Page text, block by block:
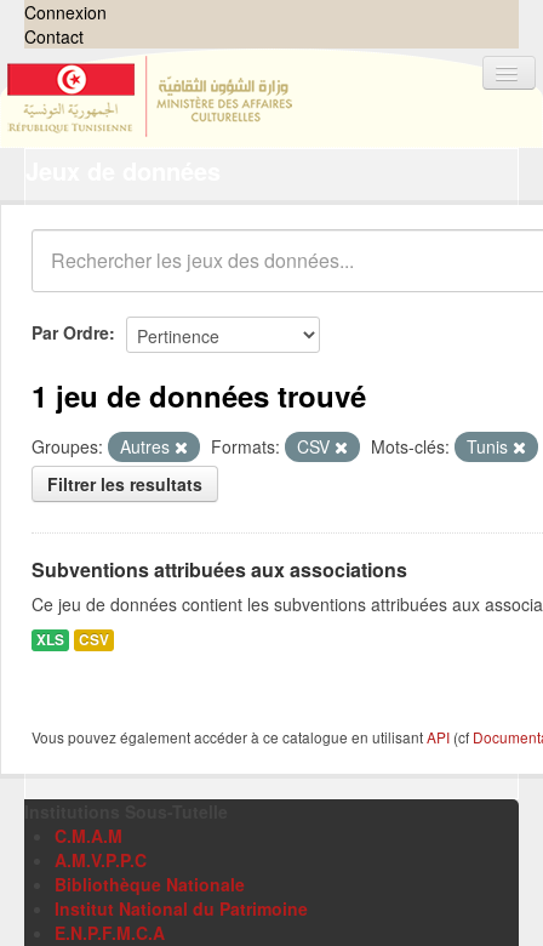
Connexion
Contact
Organisations
Groupes
Demandes 0
À propos
Par Ordre
1 jeu de données trouvé
Groupes: Autres Formats: CSV Mots-clés:
Tunis
Filtrer les resultats
Subventions attribuées aux associations
Ce jeu de données contient les subventions attribuées aux
XLS CSV
Vous pouvez également accéder à ce catalogue en utilisantAPI (cf
C.M.A.M
A.M.V.P.P.C
Bibliothèque Nationale
Institut National du Patrimoine
E.N.P.F.M.C.A